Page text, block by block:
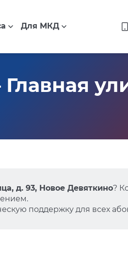
Для МКД
д. 93, Новое Девяткино?
поддержку для всех